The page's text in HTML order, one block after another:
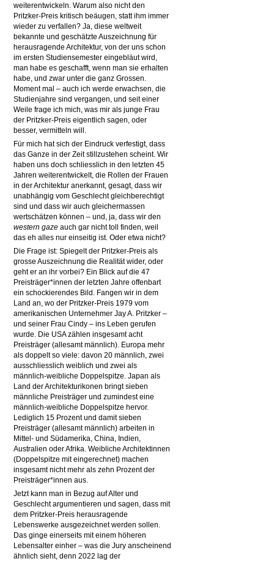
weiterentwickeln. Warum also nicht den
Pritzker-Preis kritisch beäugen, statt ihm immer
wieder zu verfallen? Ja, diese weltweit
bekannte und geschätzte Auszeichnung für
herausragende Architektur, von der uns schon
im ersten Studiensemester eingebläut wird,
man habe es geschafft, wenn man sie erhalten
habe, und zwar unter die ganz Grossen.
Moment mal – auch ich werde erwachsen, die
Studienjahre sind vergangen, und seit einer
Weile frage ich mich, was mir als junge Frau
der Pritzker-Preis eigentlich sagen, oder
besser, vermitteln will.
Für mich hat sich der Eindruck verfestigt, dass
das Ganze in der Zeit stillzustehen scheint. Wir
haben uns doch schliesslich in den letzten 45
Jahren weiterentwickelt, die Rollen der Frauen
in der Architektur anerkannt, gesagt, dass wir
unabhängig vom Geschlecht gleichberechtigt
sind und dass wir auch gleichermassen
wertschätzen können – und, ja, dass wir den
western gaze auch gar nicht toll finden, weil
das eh alles nur einseitig ist. Oder etwa nicht?
Die Frage ist: Spiegelt der Pritzker-Preis als
grosse Auszeichnung die Realität wider, oder
geht er an ihr vorbei? Ein Blick auf die 47
Preisträger*innen der letzten Jahre offenbart
ein schockierendes Bild. Fangen wir in dem
Land an, wo der Pritzker-Preis 1979 vom
amerikanischen Unternehmer Jay A. Pritzker –
und seiner Frau Cindy – ins Leben gerufen
wurde. Die USA zählen insgesamt acht
Preisträger (allesamt männlich). Europa mehr
als doppelt so viele: davon 20 männlich, zwei
ausschliesslich weiblich und zwei als
männlich-weibliche Doppelspitze. Japan als
Land der Architekturikonen bringt sieben
männliche Preisträger und zumindest eine
männlich-weibliche Doppelspitze hervor.
Lediglich 15 Prozent und damit sieben
Preisträger (allesamt männlich) arbeiten in
Mittel- und Südamerika, China, Indien,
Australien oder Afrika. Weibliche Architektinnen
(Doppelspitze mit eingerechnet) machen
insgesamt nicht mehr als zehn Prozent der
Preisträger*innen aus.
Jetzt kann man in Bezug auf Alter und
Geschlecht argumentieren und sagen, dass mit
dem Pritzker-Preis herausragende
Lebenswerke ausgezeichnet werden sollen.
Das ginge einerseits mit einem höheren
Lebensalter einher – was die Jury anscheinend
ähnlich sieht, denn 2022 lag der